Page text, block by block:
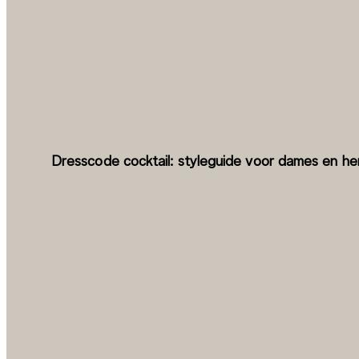
Dresscode cocktail: styleguide voor dames en